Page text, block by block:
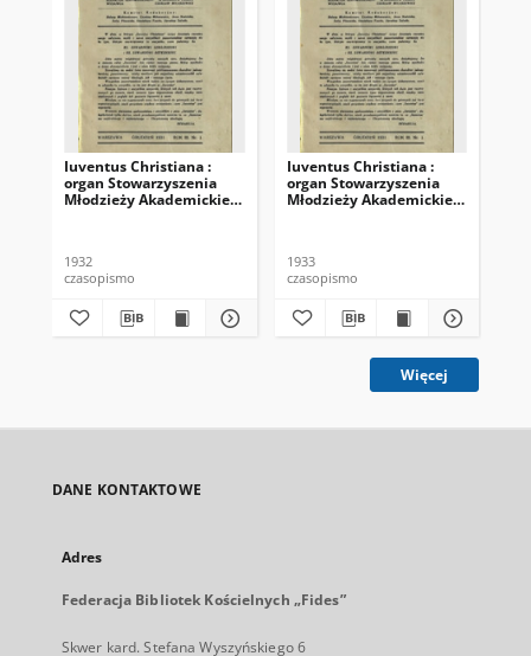
Iuventus Christiana :
organ Stowarzyszenia
Młodzieży Akademickiej
1932
czasopismo
Iuventus Christiana :
organ Stowarzyszenia
Młodzieży Akademickiej
1933
czasopismo
Więcej
DANE KONTAKTOWE
Adres
Federacja Bibliotek Kościelnych „Fides”
Skwer kard. Stefana Wyszyńskiego 6